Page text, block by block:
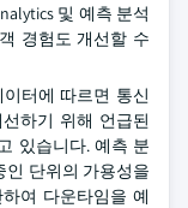
및 예측 분석
경험도 개선할 수
터에 따르면 통신
하기 위해 언급된
있습니다. 예측 분
인 단위의 가용성을
여 다운타임을 예